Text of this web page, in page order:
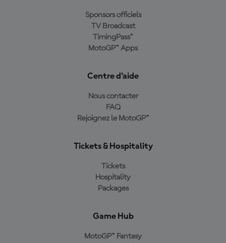
Sponsors officiels
TV Broadcast
TimingPass™
MotoGP™ Apps
Centre d'aide
Nous contacter
FAQ
Rejoignez le MotoGP™
Tickets & Hospitality
Tickets
Hospitality
Packages
Game Hub
MotoGP™ Fantasy